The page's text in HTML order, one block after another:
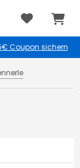
Coupon sichern